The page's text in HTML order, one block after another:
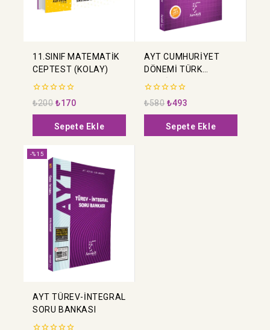
11.SINIF MATEMATİK
CEPTEST (KOLAY)
0
5
üzerinden
₺200 ₺170
Sepete Ekle
AYT CUMHURİYET
DÖNEMİ TÜRK
EDEBİYATI SORU
0
5
üzerinden
₺580 ₺493
Sepete Ekle
-%15
AYT TÜREV-İNTEGRAL
SORU BANKASI